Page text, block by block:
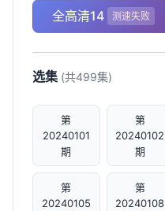
全高清14 测速失败
选集 (共499集)
第
20240101
期
第
20240102
期
第
20240105
第
20240108